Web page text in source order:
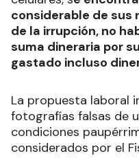
considerable de sus
de la irrupción, no
suma dineraria por
gastado incluso
La propuesta laboral
fotografías falsas de
condiciones
considerados por el